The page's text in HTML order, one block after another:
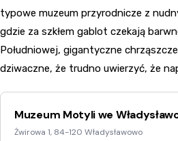
typowe muzeum przyrodnicze z
gdzie za szkłem gablot czekają
Południowej, gigantyczne
dziwaczne, że trudno uwierzyć, że
Muzeum Motyli we
Żwirowa 1, 84-120 Władysławowo